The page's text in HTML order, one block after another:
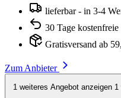
lieferbar - in 3-4
30 Tage
Gratisversand ab
Zum Anbieter
1 weiteres Angebot anzeigen 1